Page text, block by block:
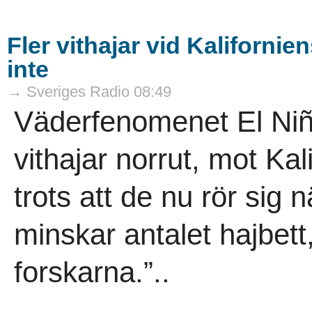
Fler vithajar vid
inte
→ Sveriges Radio 08:49
Väderfenomenet El
vithajar norrut, mot
trots att de nu rör sig
minskar antalet
forskarna.”..